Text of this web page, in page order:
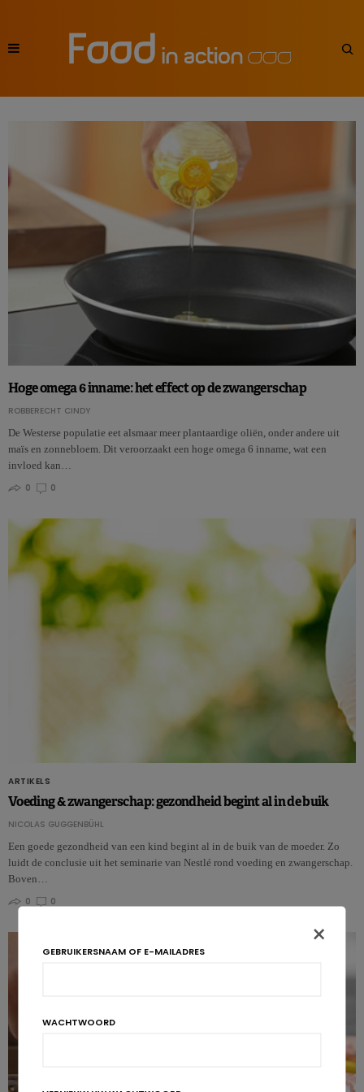
Hoge omega 6 inname: het effect op de zwangerschap
ROBBERECHT CINDY
De Westerse populatie eet alsmaar meer plantaardige oliën, onder andere uit
maïs en zonnebloem. Dit veroorzaakt een hoge omega 6 inname, wat een
invloed kan…
0
0
ARTIKELS
Voeding & zwangerschap: gezondheid begint al in de buik
NICOLAS GUGGENBÜHL
Een goede gezondheid van een kind begint al in de buik van de moeder. Zo
luidt de conclusie uit het seminarie van Nestlé rond voeding en zwangerschap.
Boven…
0
0
×
GEBRUIKERSNAAM OF E-MAILADRES
WACHTWOORD